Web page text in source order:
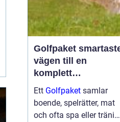
Golfpaket smartaste
vägen till en
komplett
golfupplevelse
Ett Golfpaket samlar
boende, spelrätter, mat
och ofta spa eller träning